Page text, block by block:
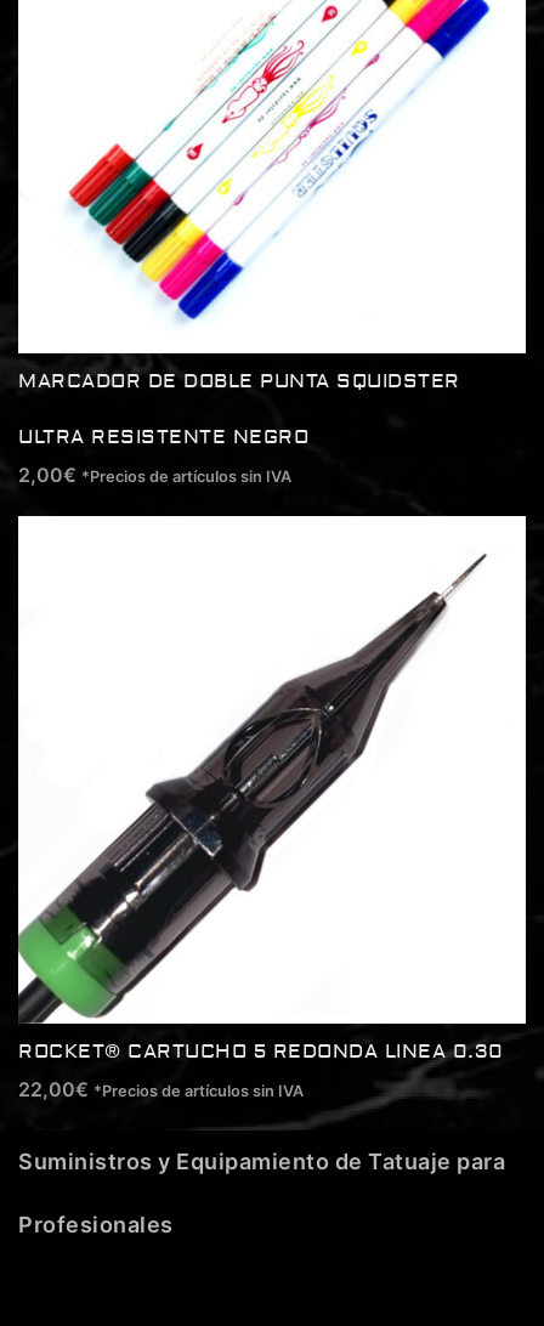
MARCADOR DE DOBLE PUNTA SQUIDSTER
ULTRA RESISTENTE NEGRO
2,00€ *Precios de artículos sin IVA
ROCKET® CARTUCHO 5 REDONDA LINEA 0.30
22,00€ *Precios de artículos sin IVA
Suministros y Equipamiento de Tatuaje para
Profesionales